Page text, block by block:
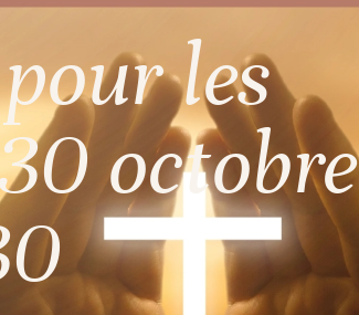
les
octobre